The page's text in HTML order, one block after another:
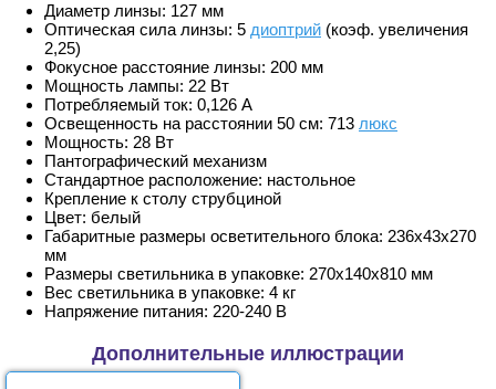
Диаметр линзы: 127 мм
Оптическая сила линзы: 5 диоптрий (коэф. увеличения
2,25)
Фокусное расстояние линзы: 200 мм
Мощность лампы: 22 Вт
Потребляемый ток: 0,126 А
Освещенность на расстоянии 50 см: 713 люкс
Мощность: 28 Вт
Пантографический механизм
Стандартное расположение: настольное
Крепление к столу струбциной
Цвет: белый
Габаритные размеры осветительного блока: 236x43x270
мм
Размеры светильника в упаковке: 270x140x810 мм
Вес светильника в упаковке: 4 кг
Напряжение питания: 220-240 В
Дополнительные иллюстрации